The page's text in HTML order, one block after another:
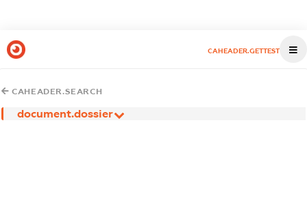
CAHEADER.GETTEST
CAHEADER.SEARCH
document.dossier